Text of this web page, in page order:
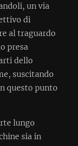
un via
di
al traguardo
presa
dello
suscitando
questo punto
lungo
sia in